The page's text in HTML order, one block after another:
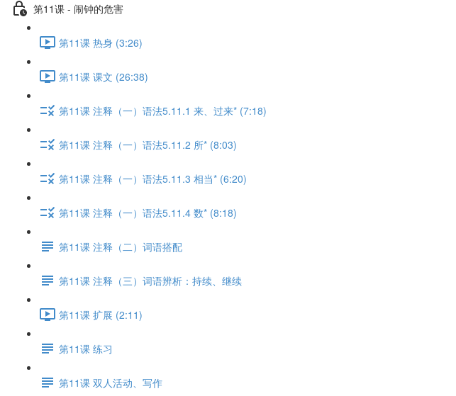
第11课 - 闹钟的危害
第11课 热身 (3:26)
第11课 课文 (26:38)
第11课 注释（一）语法5.11.1 来、过来* (7:18)
第11课 注释（一）语法5.11.2 所* (8:03)
第11课 注释（一）语法5.11.3 相当* (6:20)
第11课 注释（一）语法5.11.4 数* (8:18)
第11课 注释（二）词语搭配
第11课 注释（三）词语辨析：持续、继续
第11课 扩展 (2:11)
第11课 练习
第11课 双人活动、写作